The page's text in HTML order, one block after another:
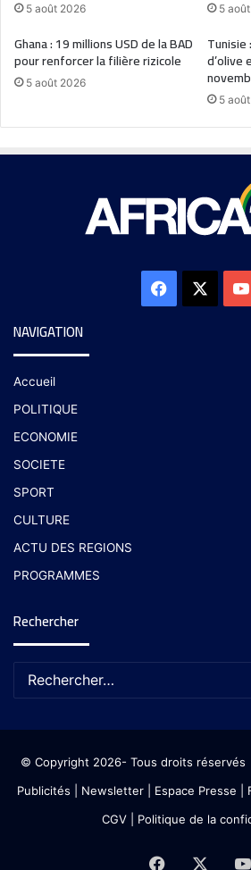
5 août 2026 5
Ghana : 19 millions USD de la BAD
pour renforcer la filière rizicole
5 août 2026
Tunisie
d’olive
5
NAVIGATION
Accueil
POLITIQUE
ECONOMIE
SOCIETE
SPORT
CULTURE
ACTU DES REGIONS
PROGRAMMES
Rechercher
© Copyright 2026- Tous droits
Publicités
Newsletter| Espace Presse |
CGV| Politique de la